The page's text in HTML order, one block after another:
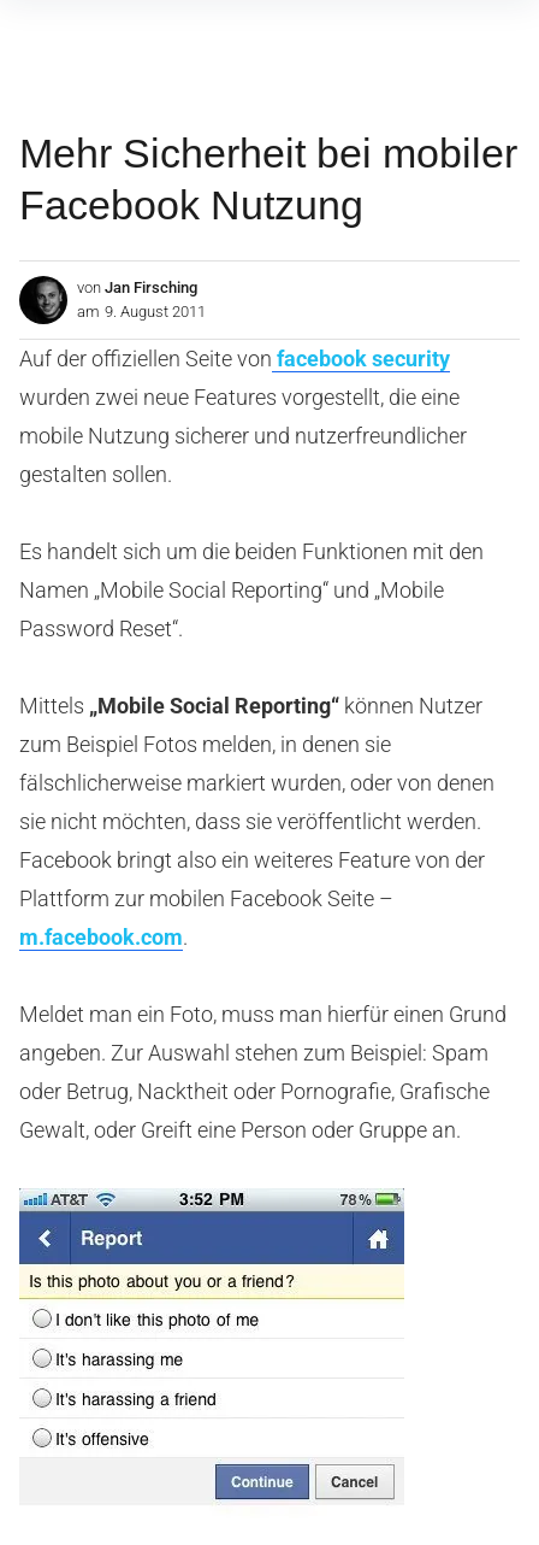
Mehr Sicherheit bei mobiler
Facebook Nutzung
von Jan Firsching
am 9. August 2011
Auf der offiziellen Seite von facebook security
wurden zwei neue Features vorgestellt, die eine
mobile Nutzung sicherer und nutzerfreundlicher
gestalten sollen.
Es handelt sich um die beiden Funktionen mit den
Namen „Mobile Social Reporting“ und „Mobile
Password Reset“.
Mittels „Mobile Social Reporting“ können Nutzer
zum Beispiel Fotos melden, in denen sie
fälschlicherweise markiert wurden, oder von denen
sie nicht möchten, dass sie veröffentlicht werden.
Facebook bringt also ein weiteres Feature von der
Plattform zur mobilen Facebook Seite –
m.facebook.com.
Meldet man ein Foto, muss man hierfür einen Grund
angeben. Zur Auswahl stehen zum Beispiel: Spam
oder Betrug, Nacktheit oder Pornografie, Grafische
Gewalt, oder Greift eine Person oder Gruppe an.